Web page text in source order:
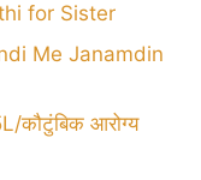
for Sister
Me Janamdin
कौटुंबिक आरोग्य